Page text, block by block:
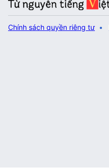
Chính sách quyền riêng tư